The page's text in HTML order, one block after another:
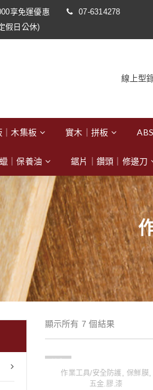
享免運優惠
07-6314278
假日公休)
線上型
｜木集板 實木｜拼板
｜保養油 鋸片｜鑽頭｜修邊刀
顯示所有 7 個結果
作業工具/安全防護 ,保鮮膜,
五金.膠.漆